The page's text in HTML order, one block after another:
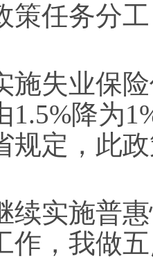
任务分工
失业保险
1.5%降为
规定，此
实施普惠
作，我做